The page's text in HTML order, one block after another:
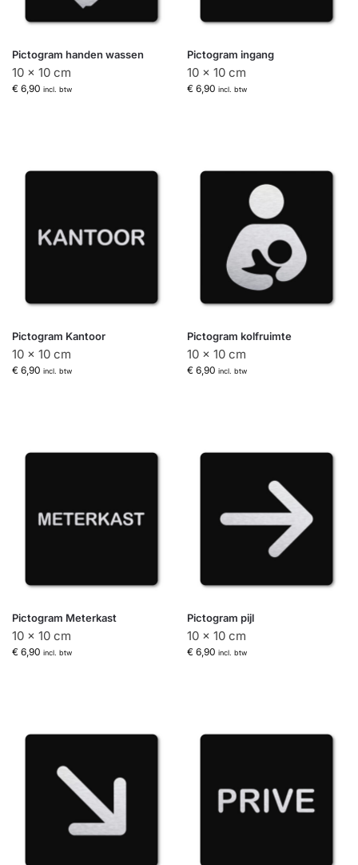
Pictogram handen wassen
10 x 10 cm
€ 6,90 incl. btw
Pictogram ingang
10 x 10 cm
€ 6,90 incl. btw
Pictogram Kantoor
10 x 10 cm
€ 6,90 incl. btw
Pictogram kolfruimte
10 x 10 cm
€ 6,90 incl. btw
Pictogram Meterkast
10 x 10 cm
€ 6,90 incl. btw
Pictogram pijl
10 x 10 cm
€ 6,90 incl. btw